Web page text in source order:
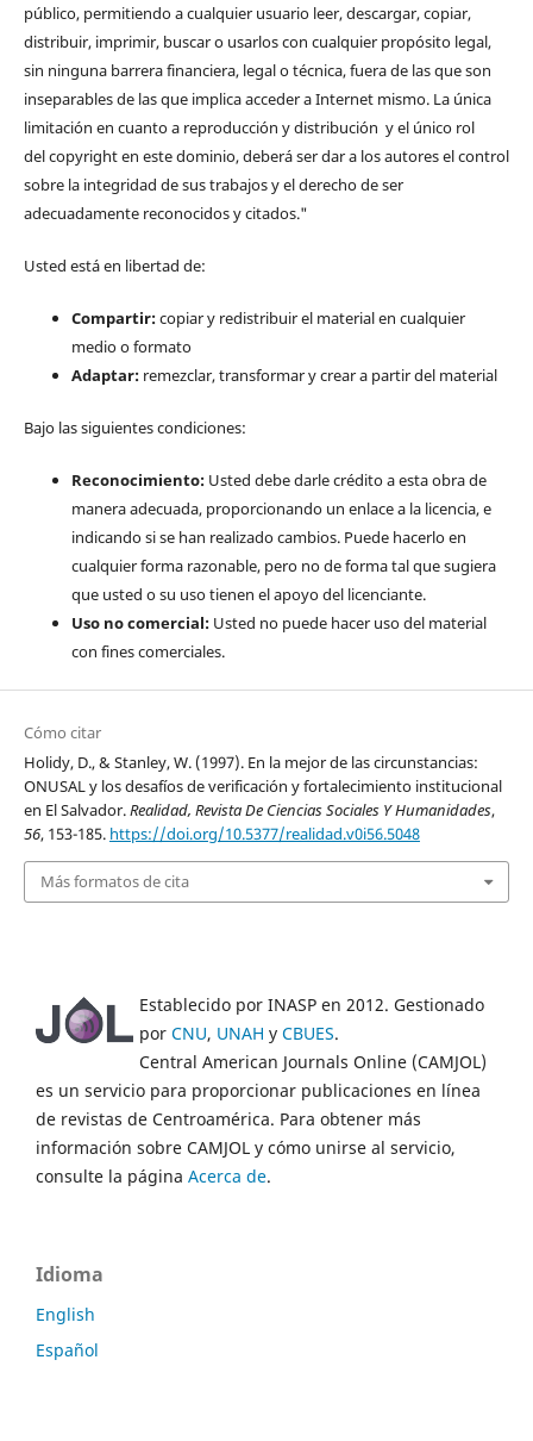
público, permitiendo a cualquier usuario leer, descargar, copiar,
distribuir, imprimir, buscar o usarlos con cualquier propósito legal,
sin ninguna barrera financiera, legal o técnica, fuera de las que son
inseparables de las que implica acceder a Internet mismo. La única
limitación en cuanto a reproducción y distribución y el único rol
del copyright en este dominio, deberá ser dar a los autores el control
sobre la integridad de sus trabajos y el derecho de ser
adecuadamente reconocidos y citados."
Usted está en libertad de:
Compartir:copiar y redistribuir el material en cualquier
medio o formato
Adaptar:remezclar, transformar y crear a partir del material
Bajo las siguientes condiciones:
Reconocimiento:Usted debe darle crédito a esta obra de
manera adecuada, proporcionando un enlace a la licencia, e
indicando si se han realizado cambios. Puede hacerlo en
cualquier forma razonable, pero no de forma tal que sugiera
que usted o su uso tienen el apoyo del licenciante.
Uso no comercial:Usted no puede hacer uso del material
con fines comerciales.
Cómo citar
Holidy, D., & Stanley, W. (1997). En la mejor de las circunstancias:
ONUSAL y los desafíos de verificación y fortalecimiento institucional
en El Salvador.Realidad, Revista De Ciencias Sociales Y Humanidades,
56, 153-185. https://doi.org/10.5377/realidad.v0i56.5048
Más formatos de cita
Establecido por INASP en 2012. Gestionado
por CNU, UNAH y CBUES.
Central American Journals Online (CAMJOL)
es un servicio para proporcionar publicaciones en línea
de revistas de Centroamérica. Para obtener más
información sobre CAMJOL y cómo unirse al servicio,
consulte la página Acerca de.
Idioma
English
Español